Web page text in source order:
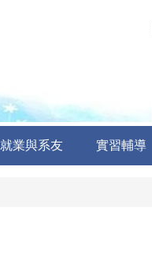
就業與系友 實習輔導